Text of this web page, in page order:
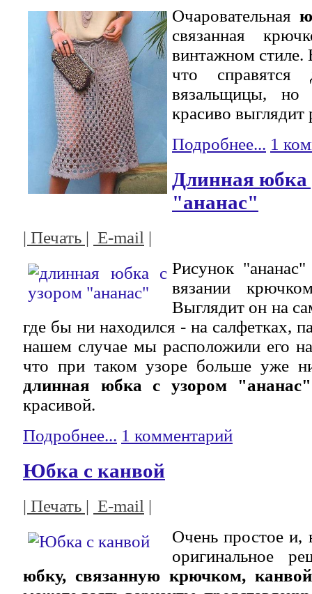
Очаровательная
связанная
винтажном стиле.
что справятся
вязальщицы, но
красиво выглядит
Подробнее... 1
Длинная юбка
"ананас"
| Печать | E-mail |
Рисунок
вязании
Выглядит он на
где бы ни находился - на салфетках,
нашем случае мы расположили его
что при таком узоре больше уже
длинная юбка с узором "ананас"
красивой.
Подробнее... 1 комментарий
Юбка с канвой
| Печать | E-mail |
Очень простое и,
оригинальное
юбку, связанную крючком,